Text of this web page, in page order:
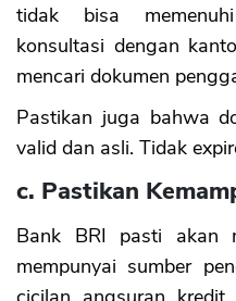
tidak bisa
konsultasi dengan
mencari dokumen
Pastikan juga bahwa
valid dan asli. Tidak
c. Pastikan
Bank BRI pasti akan
mempunyai sumber